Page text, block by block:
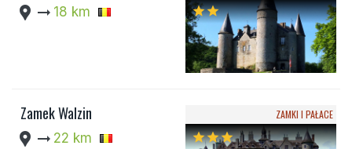
location_pin arrow_right_alt 18 km starstar
Zamek Walzin
location_pin arrow_right_alt 22 km
ZAMKI I PAŁACE
starstarstar